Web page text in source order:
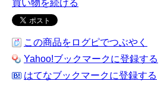
買い物を続ける
この商品をログピでつぶやく
Yahoo!ブックマークに登録する
はてなブックマークに登録する